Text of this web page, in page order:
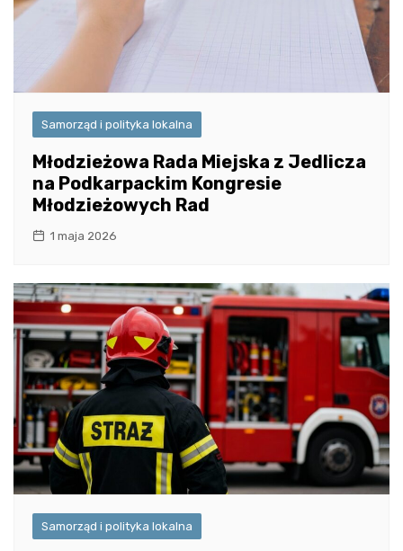
Samorząd i polityka lokalna
Młodzieżowa Rada Miejska z Jedlicza
na Podkarpackim Kongresie
Młodzieżowych Rad
1 maja 2026
Samorząd i polityka lokalna